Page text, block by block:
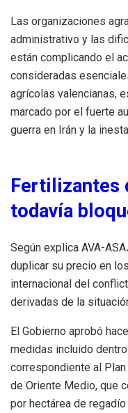
Las organizaciones
administrativo y las
están complicando el
consideradas
agrícolas valencianas,
marcado por el fuerte
guerra en Irán y la
Fertilizantes
todavía
Según explica AVA-
duplicar su precio en
internacional del
derivadas de la
El Gobierno aprobó
medidas incluido
correspondiente al
de Oriente Medio, que
por hectárea de